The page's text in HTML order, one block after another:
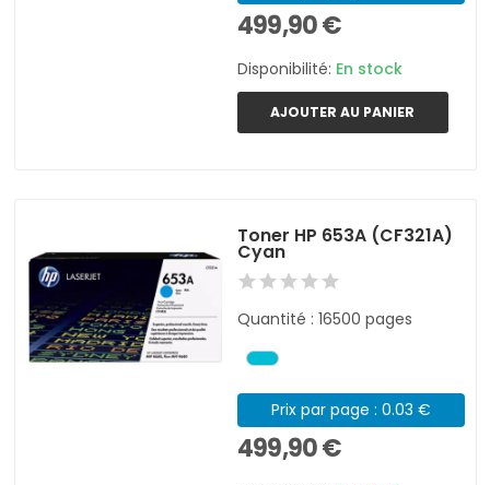
499,90 €
Disponibilité: En stock
AJOUTER AU PANIER
Toner HP 653A (CF321A)
Cyan
Quantité : 16500 pages
Prix par page : 0.03 €
499,90 €